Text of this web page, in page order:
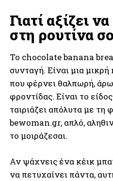
Γιατί αξίζει
στη ρουτίνα
Το chocolate banana
συνταγή. Είναι μια
που φέρνει θαλπωρή,
φροντίδας. Είναι το
ταιριάζει απόλυτα με τη
bewoman.gr, απλό,
το μοιράζεσαι.
Αν ψάχνεις ένα κέικ
να πετυχαίνει πάντα,